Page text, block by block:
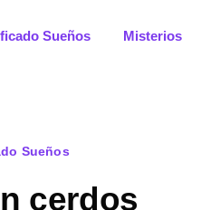
Sueños Misterios
Sueños
cerdos